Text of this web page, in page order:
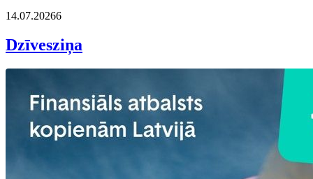
14.07.20266
Dzīvesziņa